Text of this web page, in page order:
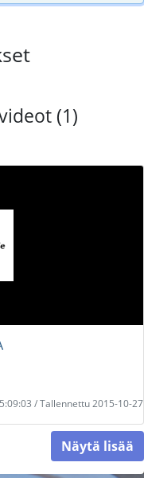
(1)
/ Tallennettu 2015-10-27
Näytä lisää